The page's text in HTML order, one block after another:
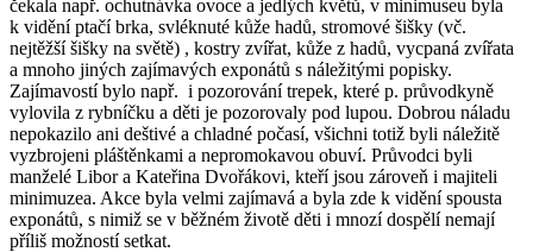
čekala např. ochutnávka ovoce a jedlých květů, v minimuseu byla
k vidění ptačí brka, svléknuté kůže hadů, stromové šišky (vč.
nejtěžší šišky na světě) , kostry zvířat, kůže z hadů, vycpaná zvířata
a mnoho jiných zajímavých exponátů s náležitými popisky.
Zajímavostí bylo např. i pozorování trepek, které p. průvodkyně
vylovila z rybníčku a děti je pozorovaly pod lupou. Dobrou náladu
nepokazilo ani deštivé a chladné počasí, všichni totiž byli náležitě
vyzbrojeni pláštěnkami a nepromokavou obuví. Průvodci byli
manželé Libor a Kateřina Dvořákovi, kteří jsou zároveň i majiteli
minimuzea. Akce byla velmi zajímavá a byla zde k vidění spousta
exponátů, s nimiž se v běžném životě děti i mnozí dospělí nemají
příliš možností setkat.